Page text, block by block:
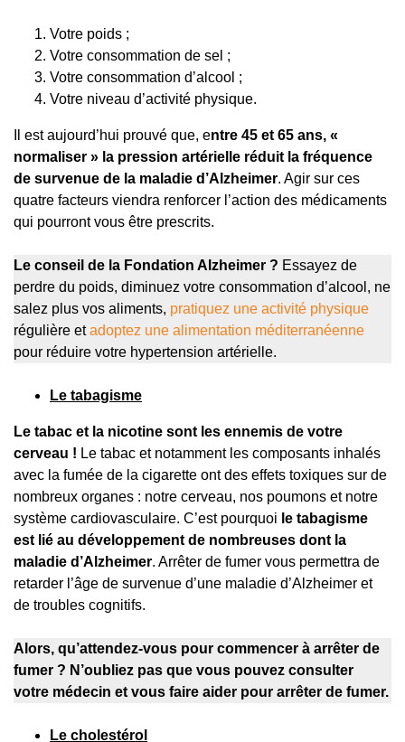
Votre poids ;
Votre consommation de sel ;
Votre consommation d’alcool ;
Votre niveau d’activité physique.
Il est aujourd’hui prouvé que, entre 45 et 65 ans, «
normaliser » la pression artérielle réduit la fréquence
de survenue de la maladie d’Alzheimer. Agir sur ces
quatre facteurs viendra renforcer l’action des médicaments
qui pourront vous être prescrits.
Le conseil de la Fondation Alzheimer ? Essayez de
perdre du poids, diminuez votre consommation d’alcool, ne
salez plus vos aliments, pratiquez une activité physique
régulière etadoptez une alimentation méditerranéenne
pour réduire votre hypertension artérielle.
Le tabagisme
Le tabac et la nicotine sont les ennemis de votre
cerveau ! Le tabac et notamment les composants inhalés
avec la fumée de la cigarette ont des effets toxiques sur de
nombreux organes : notre cerveau, nos poumons et notre
système cardiovasculaire. C’est pourquoi le tabagisme
est lié au développement de nombreuses dont la
maladie d’Alzheimer. Arrêter de fumer vous permettra de
retarder l’âge de survenue d’une maladie d’Alzheimer et
de troubles cognitifs.
Alors, qu’attendez-vous pour commencer à arrêter de
fumer ? N’oubliez pas que vous pouvez consulter
votre médecin et vous faire aider pour arrêter de fumer.
Le cholestérol